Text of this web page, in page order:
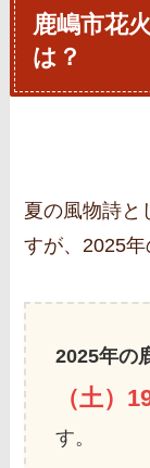
鹿嶋市花
は？
夏の風物詩と
すが、2025
2025年の
（土）
す。